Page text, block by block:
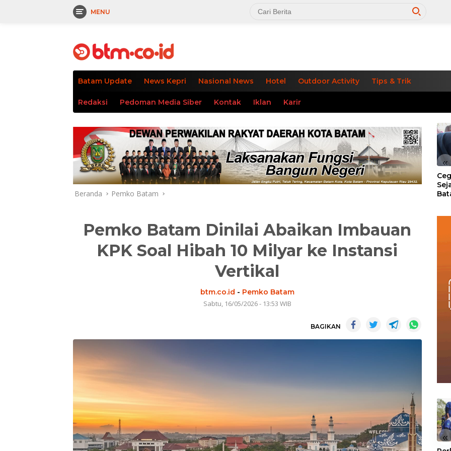
MENU
Batam Update News Kepri Nasional News Hotel Outdoor Activity Tips & Trik
Redaksi Pedoman Media Siber Kontak Iklan Karir
Beranda Pemko Batam
Pemko Batam Dinilai Abaikan Imbauan
KPK Soal Hibah 10 Milyar ke Instansi
Vertikal
btm.co.id - Pemko Batam
Sabtu, 16/05/2026 - 13:53 WIB
BAGIKAN
«
«